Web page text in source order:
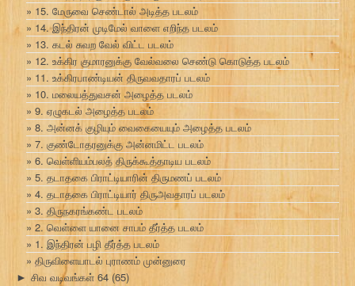
15. மேருவை செண்டால் அடித்த படலம்
14. இந்திரன் முடிமேல் வாளை எறிந்த படலம்
13. கடல் சுவற வேல் விட்ட படலம்
12. உக்கிர குமாரனுக்கு வேல்வலை செண்டு கொடுத்த படலம்
11. உக்கிரபாண்டியன் திருவவதாரப் படலம்
10. மலையத்துவசன் அழைத்த படலம்
9. ஏழுகடல் அழைத்த படலம்
8. அன்னக் குழியும் வைகையையும் அழைத்த படலம்
7. குண்டோதரனுக்கு அன்னமிட்ட படலம்
6. வெள்ளியம்பலத் திருக்கூத்தாடிய படலம்
5. தடாதகை பிராட்டியாரின் திருமணப் படலம்
4. தடாதகை பிராட்டியார் திருஅவதாரப் படலம்
3. திருநகரங்கண்ட படலம்
2. வெள்ளை யானை சாபம் தீர்த்த படலம்
1. இந்திரன் பழி தீர்த்த படலம்
திருவிளையாடல் புராணம் முன்னுரை
► சிவ வடிவங்கள் 64 (65)